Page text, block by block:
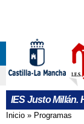
IES Justo Millán.
Inicio » Programas